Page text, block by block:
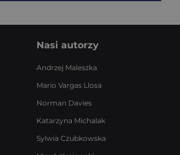
Nasi autorzy
Andrzej Maleszka
Mario Vargas Llosa
Norman Davies
Katarzyna Michalak
Sylwia Czubkowska